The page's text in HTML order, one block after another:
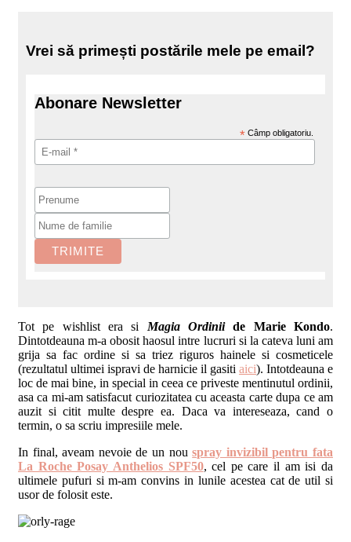
Vrei să primești postările mele pe email?
Abonare Newsletter
* Câmp obligatoriu.
Tot pe wishlist era si Magia Ordiniide Marie Kondo.
Dintotdeauna m-a obosithaosul intre lucruri si la cateva luni am
grija sa fac ordine si sa triez riguros hainele si cosmeticele
(rezultatul ultimei ispravi de harnicie il gasiti aici). Intotdeauna e
loc de mai bine, in special in ceea ce priveste mentinutul ordinii,
asa ca mi-am satisfacut curiozitatea cu aceasta carte dupa ce am
auzit si citit multe despre ea. Daca va intereseaza, cand o
termin, o sa scriu impresiile mele.
In final, aveam nevoie de un nouspray invizibil pentru fata
La Roche Posay Anthelios SPF50, cel pe care il am isi da
ultimele pufuri si m-am convins in lunile acestea cat de util si
usor de folosit este.